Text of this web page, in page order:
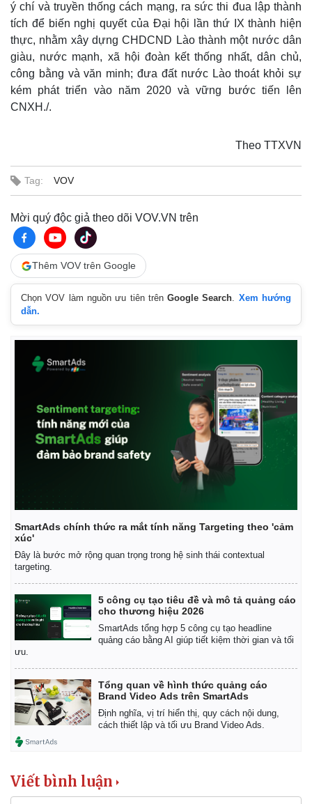
Thế giới
Quan sát
Multimedia
ý chí và truyền thống cách mạng, ra sức thi đua lập thành
tích để biến nghị quyết của Đại hội lần thứ IX thành hiện
thực, nhằm xây dựng CHDCND Lào thành một nước dân
giàu, nước mạnh, xã hội đoàn kết thống nhất, dân chủ,
công bằng và văn minh; đưa đất nước Lào thoát khỏi sự
kém phát triển vào năm 2020 và vững bước tiến lên
CNXH./.
Theo TTXVN
Tag: VOV
Mời quý độc giả theo dõi VOV.VN trên
Thêm VOV trên Google
Chọn VOV làm nguồn ưu tiên trênGoogle Search. Xem hướng
dẫn.
SmartAds chính thức ra mắt tính năng Targeting theo 'cảm
xúc'
Đây là bước mở rộng quan trọng trong hệ sinh thái contextual
targeting.
5 công cụ tạo tiêu đề và mô tả quảng cáo
cho thương hiệu 2026
SmartAds tổng hợp 5 công cụ tạo headline
quảng cáo bằng AI giúp tiết kiệm thời gian và tối
ưu.
Tổng quan về hình thức quảng cáo
Brand Video Ads trên SmartAds
Định nghĩa, vị trí hiển thị, quy cách nội dung,
cách thiết lập và tối ưu Brand Video Ads.
Viết bình luận